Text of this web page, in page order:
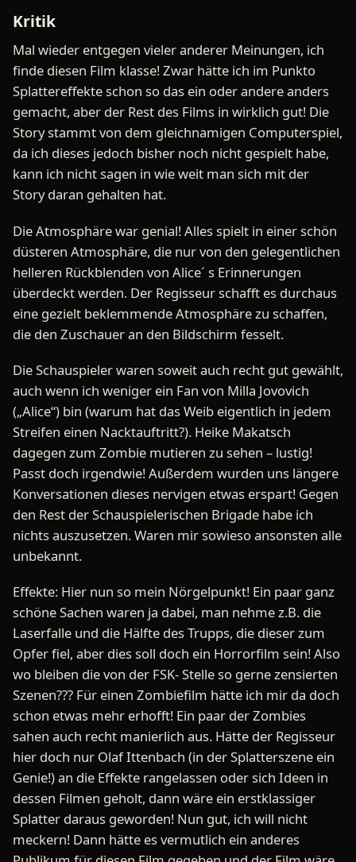
Kritik
Mal wieder entgegen vieler anderer Meinungen, ich
finde diesen Film klasse! Zwar hätte ich im Punkto
Splattereffekte schon so das ein oder andere anders
gemacht, aber der Rest des Films in wirklich gut! Die
Story stammt von dem gleichnamigen Computerspiel,
da ich dieses jedoch bisher noch nicht gespielt habe,
kann ich nicht sagen in wie weit man sich mit der
Story daran gehalten hat.
Die Atmosphäre war genial! Alles spielt in einer schön
düsteren Atmosphäre, die nur von den gelegentlichen
helleren Rückblenden von Alice´ s Erinnerungen
überdeckt werden. Der Regisseur schafft es durchaus
eine gezielt beklemmende Atmosphäre zu schaffen,
die den Zuschauer an den Bildschirm fesselt.
Die Schauspieler waren soweit auch recht gut gewählt,
auch wenn ich weniger ein Fan von Milla Jovovich
(„Alice“) bin (warum hat das Weib eigentlich in jedem
Streifen einen Nacktauftritt?). Heike Makatsch
dagegen zum Zombie mutieren zu sehen – lustig!
Passt doch irgendwie! Außerdem wurden uns längere
Konversationen dieses nervigen etwas erspart! Gegen
den Rest der Schauspielerischen Brigade habe ich
nichts auszusetzen. Waren mir sowieso ansonsten alle
unbekannt.
Effekte: Hier nun so mein Nörgelpunkt! Ein paar ganz
schöne Sachen waren ja dabei, man nehme z.B. die
Laserfalle und die Hälfte des Trupps, die dieser zum
Opfer fiel, aber dies soll doch ein Horrorfilm sein! Also
wo bleiben die von der FSK- Stelle so gerne zensierten
Szenen??? Für einen Zombiefilm hätte ich mir da doch
schon etwas mehr erhofft! Ein paar der Zombies
sahen auch recht manierlich aus. Hätte der Regisseur
hier doch nur Olaf Ittenbach (in der Splatterszene ein
Genie!) an die Effekte rangelassen oder sich Ideen in
dessen Filmen geholt, dann wäre ein erstklassiger
Splatter daraus geworden! Nun gut, ich will nicht
meckern! Dann hätte es vermutlich ein anderes